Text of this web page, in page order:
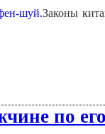
Законы
по